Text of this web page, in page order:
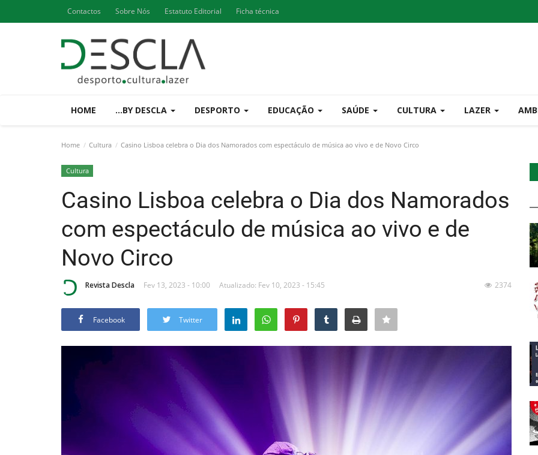
Contactos Sobre Nós Estatuto Editorial Ficha técnica
HOME ...BY DESCLA DESPORTO EDUCAÇÃO SAÚDE CULTURA LAZER
Home Cultura Casino Lisboa celebra o Dia dos Namorados com espectáculo de música ao vivo e de Novo Circo
Cultura
Casino Lisboa celebra o Dia dos Namorados
com espectáculo de música ao vivo e de
Novo Circo
Revista Descla Fev 13, 2023 - 10:00 Atualizado: Fev 10, 2023 - 15:45 2374
Facebook Twitter